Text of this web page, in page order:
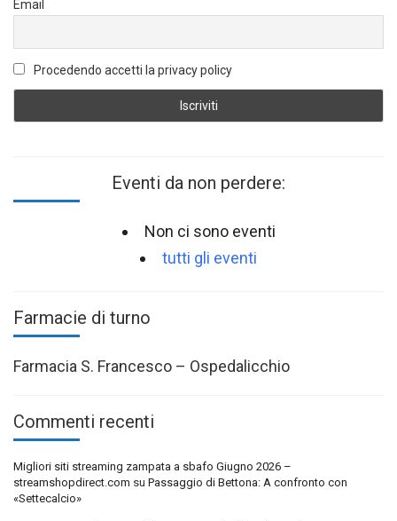
Email
Procedendo accetti la privacy policy
Eventi da non perdere:
Non ci sono eventi
tutti gli eventi
Farmacie di turno
Farmacia S. Francesco – Ospedalicchio
Commenti recenti
Migliori siti streaming zampata a sbafo Giugno 2026 –
streamshopdirect.com su Passaggio di Bettona: A confronto con
«Settecalcio»